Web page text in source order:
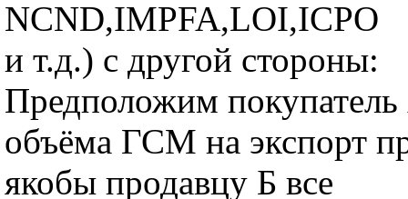
NCND,IMPFA,LOI,ICPO
и т.д.) с другой стороны:
Предположим
объёма ГСМ на экспорт
якобы продавцу Б все